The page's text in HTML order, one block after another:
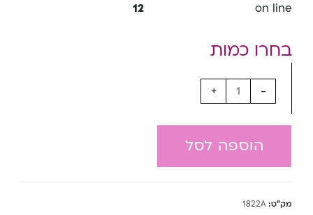
on line
12
-
+
הוספה לסל
מק"ט: 1822A